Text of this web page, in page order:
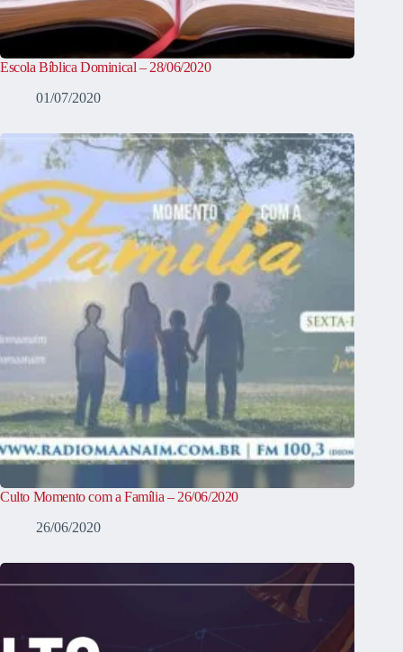
Escola Bíblica Dominical – 28/06/2020
01/07/2020
Culto Momento com a Família – 26/06/2020
26/06/2020